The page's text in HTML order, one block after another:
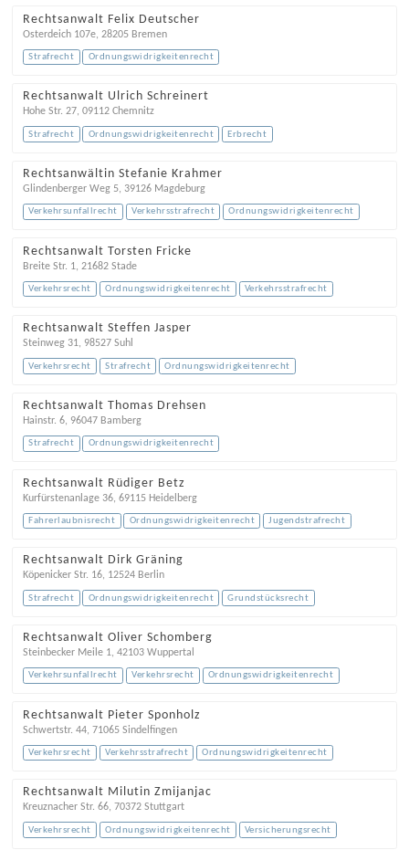
Rechtsanwalt Felix Deutscher
Osterdeich 107e, 28205 Bremen
Strafrecht Ordnungswidrigkeitenrecht
Rechtsanwalt Ulrich Schreinert
Hohe Str. 27, 09112 Chemnitz
Strafrecht Ordnungswidrigkeitenrecht Erbrecht
Rechtsanwältin Stefanie Krahmer
Glindenberger Weg 5, 39126 Magdeburg
Verkehrsunfallrecht Verkehrsstrafrecht Ordnungswidrigkeitenrecht
Rechtsanwalt Torsten Fricke
Breite Str. 1, 21682 Stade
Verkehrsrecht Ordnungswidrigkeitenrecht Verkehrsstrafrecht
Rechtsanwalt Steffen Jasper
Steinweg 31, 98527 Suhl
Verkehrsrecht Strafrecht Ordnungswidrigkeitenrecht
Rechtsanwalt Thomas Drehsen
Hainstr. 6, 96047 Bamberg
Strafrecht Ordnungswidrigkeitenrecht
Rechtsanwalt Rüdiger Betz
Kurfürstenanlage 36, 69115 Heidelberg
Fahrerlaubnisrecht Ordnungswidrigkeitenrecht Jugendstrafrecht
Rechtsanwalt Dirk Gräning
Köpenicker Str. 16, 12524 Berlin
Strafrecht Ordnungswidrigkeitenrecht Grundstücksrecht
Rechtsanwalt Oliver Schomberg
Steinbecker Meile 1, 42103 Wuppertal
Verkehrsunfallrecht Verkehrsrecht Ordnungswidrigkeitenrecht
Rechtsanwalt Pieter Sponholz
Schwertstr. 44, 71065 Sindelfingen
Verkehrsrecht Verkehrsstrafrecht Ordnungswidrigkeitenrecht
Rechtsanwalt Milutin Zmijanjac
Kreuznacher Str. 66, 70372 Stuttgart
Verkehrsrecht Ordnungswidrigkeitenrecht Versicherungsrecht